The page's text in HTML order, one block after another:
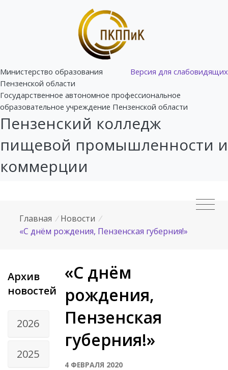
Версия для слабовидящих
Министерство образования
Пензенской области
Государственное автономное профессиональное
образовательное учреждение Пензенской области
Пензенский колледж
пищевой промышленности и
коммерции
Главная / Новости /
«С днём рождения, Пензенская губерния!»
Архив
новостей
2026
2025
«С днём
рождения,
Пензенская
губерния!»
4 ФЕВРАЛЯ 2020